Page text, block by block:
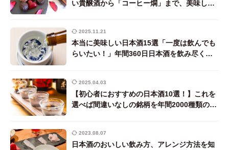
い貴醸酒から「コーヒー燗」まで、美味しい
2025.11.21
本当に美味しい日本酒15選「一度は飲んでも
らいたい！」年間360日日本酒を飲み尽くす
2025.04.03
【初心者におすすめの日本酒10選！】これを
選べば間違いなしの銘柄を年間2000種類の日
2023.08.07
日本酒のおいしい飲み方、アレンジ方法を知